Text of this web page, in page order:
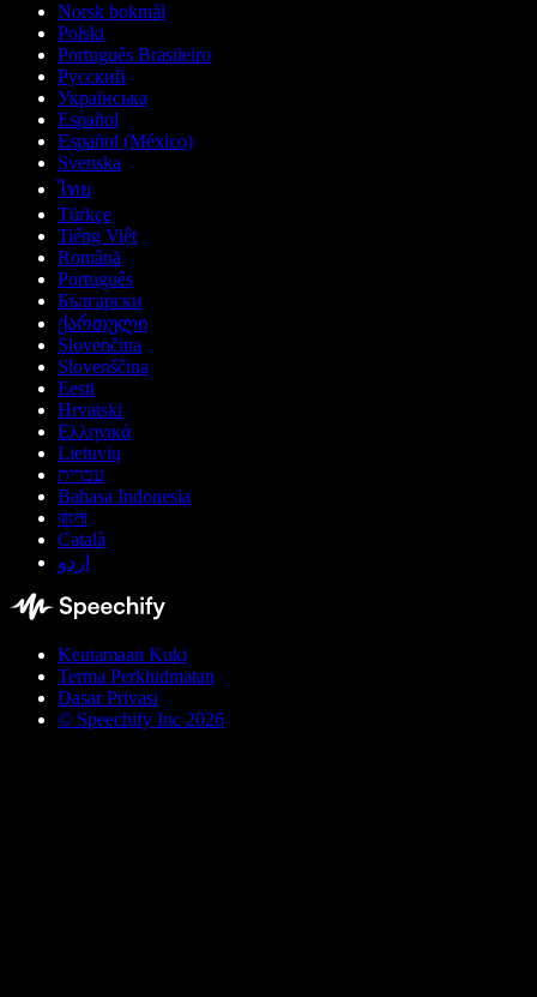
Norsk bokmål
Polski
Português Brasileiro
Русский
Українська
Español
Español (México)
Svenska
ไทย
Türkçe
Tiếng Việt
Română
Português
Български
ქართული
Slovenčina
Slovenščina
Eesti
Hrvatski
Ελληνικά
Lietuvių
עברית
Bahasa Indonesia
বাংলা
Català
اردو
Keutamaan Kuki
Terma Perkhidmatan
Dasar Privasi
© Speechify Inc 2026